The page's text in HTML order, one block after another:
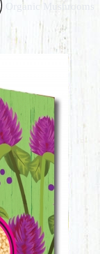
Organic Mushrooms